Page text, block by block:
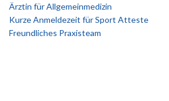
Ärztin für Allgemeinmedizin
Kurze Anmeldezeit für Sport Atteste
Freundliches Praxisteam